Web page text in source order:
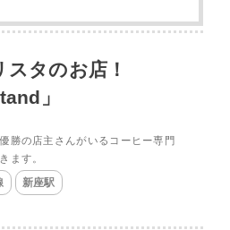
タのお店！
」
勝の店主さんがいるコーヒー専門
ます。
新座駅